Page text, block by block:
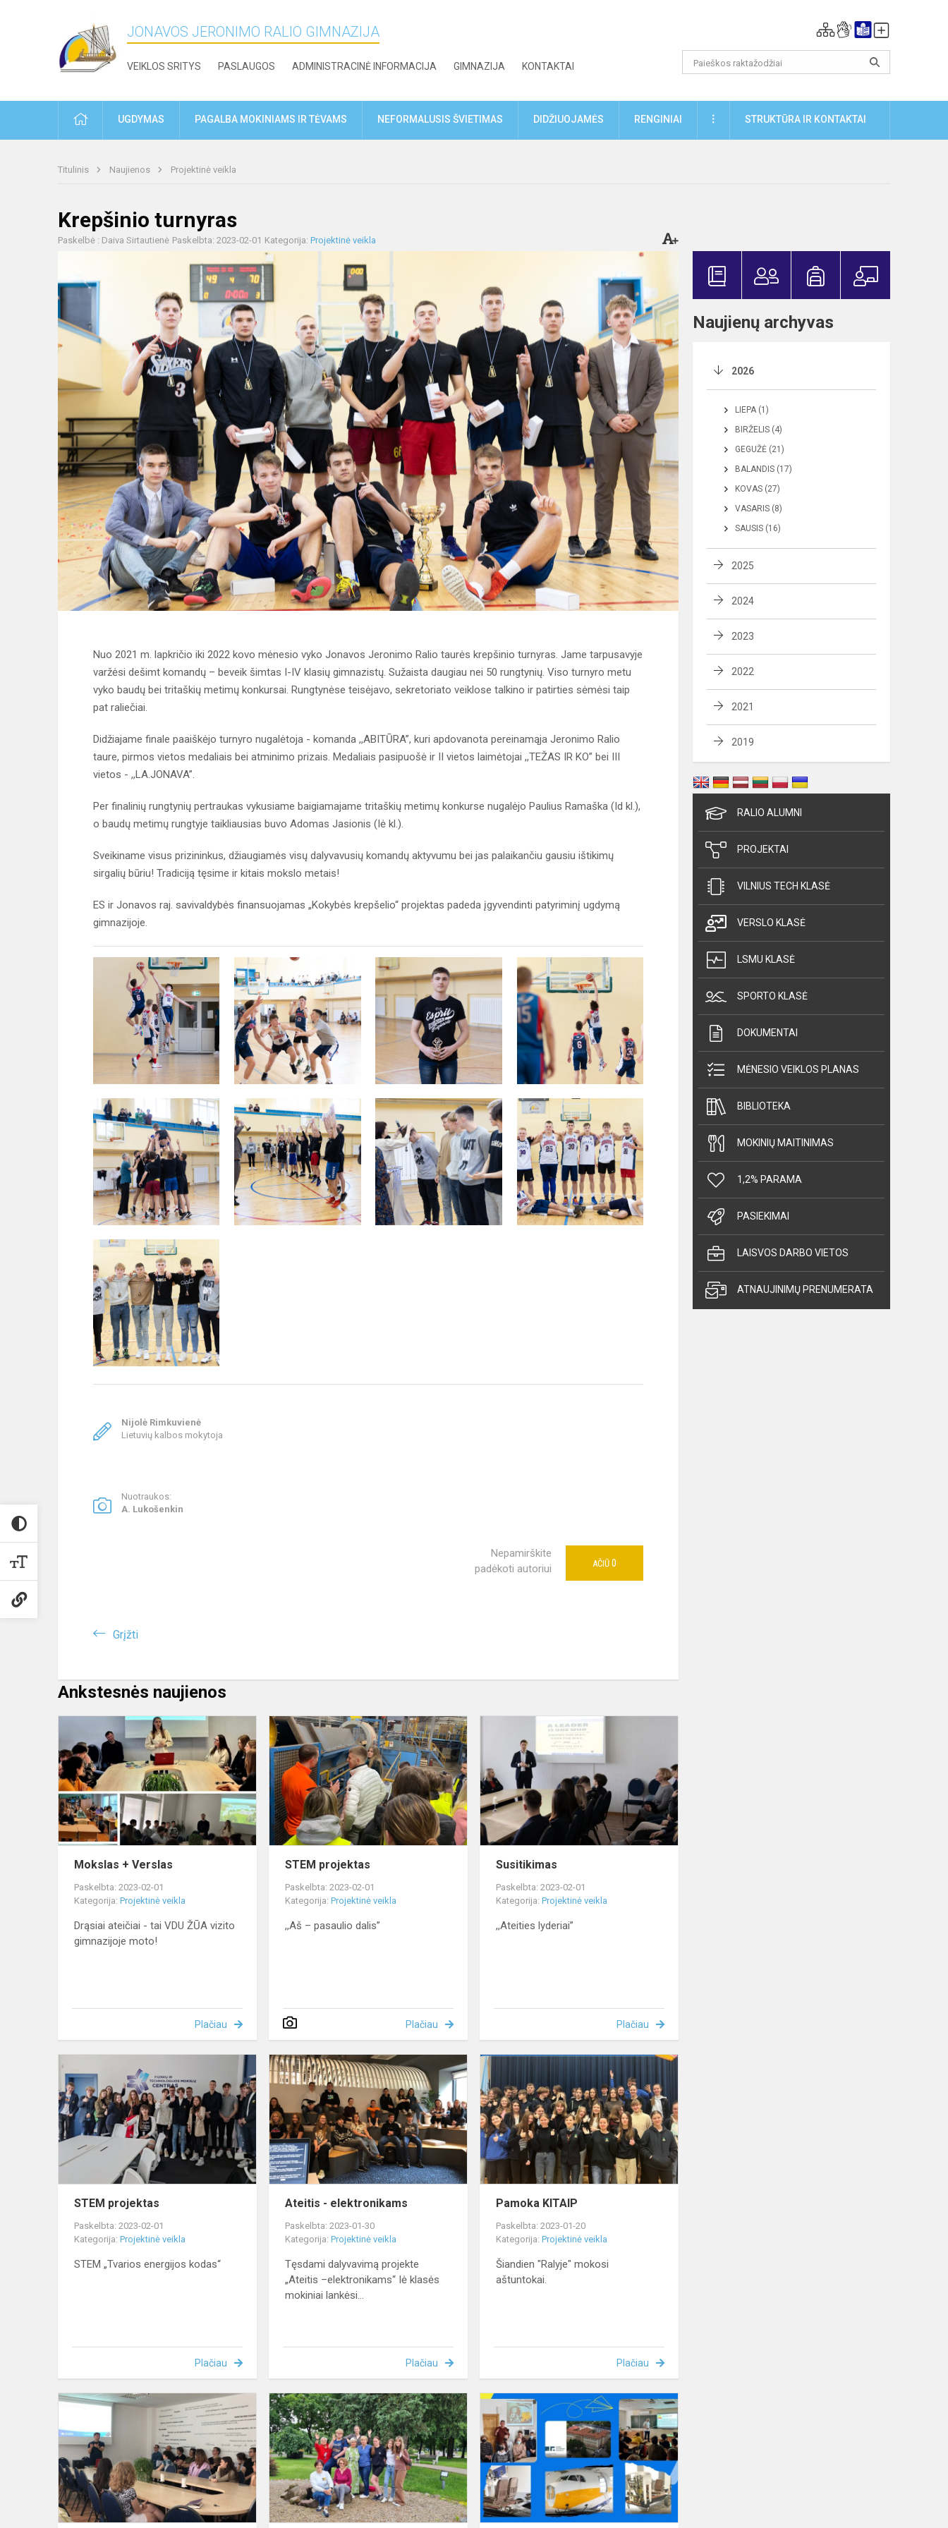
JONAVOS JERONIMO RALIO GIMNAZIJA
VEIKLOS SRITYS PASLAUGOS ADMINISTRACINĖ INFORMACIJA GIMNAZIJA KONTAKTAI
PRADŽIAUGDYMAS PAGALBA MOKINIAMS IR TĖVAMS NEFORMALUSIS ŠVIETIMAS DIDŽIUOJAMĖS RENGINIAI DAUGIAUSTRUKTŪRA IR KONTAKTAI
Titulinis Naujienos Projektinė veikla
Krepšinio turnyras
Paskelbė : Daiva Sirtautienė Paskelbta: 2023-02-01 Kategorija: Projektinė veikla
Nuo 2021 m. lapkričio iki 2022 kovo mėnesio vyko Jonavos Jeronimo Ralio taurės krepšinio turnyras. Jame tarpusavyje
varžėsi dešimt komandų – beveik šimtas I-IV klasių gimnazistų. Sužaista daugiau nei 50 rungtynių. Viso turnyro metu
vyko baudų bei tritaškių metimų konkursai. Rungtynėse teisėjavo, sekretoriato veiklose talkino ir patirties sėmėsi taip
pat raliečiai.
Didžiajame finale paaiškėjo turnyro nugalėtoja - komanda ,,ABITŪRA”, kuri apdovanota pereinamąja Jeronimo Ralio
taure, pirmos vietos medaliais bei atminimo prizais. Medaliais pasipuošė ir II vietos laimėtojai ,,TEŽAS IR KO” bei III
vietos - ,,LA.JONAVA”.
Per finalinių rungtynių pertraukas vykusiame baigiamajame tritaškių metimų konkurse nugalėjo Paulius Ramaška (Id kl.),
o baudų metimų rungtyje taikliausias buvo Adomas Jasionis (Iė kl.).
Sveikiname visus prizininkus, džiaugiamės visų dalyvavusių komandų aktyvumu bei jas palaikančiu gausiu ištikimų
sirgalių būriu! Tradiciją tęsime ir kitais mokslo metais!
ES ir Jonavos raj. savivaldybės finansuojamas „Kokybės krepšelio“ projektas padeda įgyvendinti patyriminį ugdymą
gimnazijoje.
Nijolė Rimkuvienė
Lietuvių kalbos mokytoja
Nuotraukos:
A. Lukošenkin
Nepamirškite
padėkoti autoriui
AČIŪ 0
Grįžti
Ankstesnės naujienos
Mokslas
+
Verslas
Mokslas + Verslas
Paskelbta: 2023-02-01
Kategorija: Projektinė veikla
Drąsiai ateičiai - tai VDU ŽŪA vizito
gimnazijoje moto!
Plačiau
STEM
projektas
STEM projektas
Paskelbta: 2023-02-01
Kategorija:Projektinė veikla
,,Aš – pasaulio dalis”
Plačiau
Susitikimas
Paskelbta: 2023-02-01
Kategorija:Projektinė veikla
,,Ateities lyderiai”
Plačiau
STEM
projektas
STEM projektas
Paskelbta: 2023-02-01
Kategorija: Projektinė veikla
STEM „Tvarios energijos kodas“
Plačiau
Ateitis
-
elektronikams
Ateitis - elektronikams
Paskelbta: 2023-01-30
Kategorija:Projektinė veikla
Tęsdami dalyvavimą projekte
„Ateitis –elektronikams“ Iė klasės
mokiniai lankėsi...
Plačiau
Pamoka KITAIP
Paskelbta: 2023-01-20
Kategorija:Projektinė veikla
Šiandien "Ralyje" mokosi
aštuntokai.
Plačiau
Susitikimas Maršrutas
Susitikimas
su
KTK
Naujienų archyvas
2026
LIEPA (1)
BIRŽELIS (4)
GEGUŽĖ (21)
BALANDIS (17)
KOVAS (27)
VASARIS (8)
SAUSIS (16)
2025
2024
2023
2022
2021
2019
RALIO ALUMNI
PROJEKTAI
VILNIUS TECH KLASĖ
VERSLO KLASĖ
LSMU KLASĖ
SPORTO KLASĖ
DOKUMENTAI
MĖNESIO VEIKLOS PLANAS
BIBLIOTEKA
MOKINIŲ MAITINIMAS
1,2% PARAMA
PASIEKIMAI
LAISVOS DARBO VIETOS
ATNAUJINIMŲ PRENUMERATA